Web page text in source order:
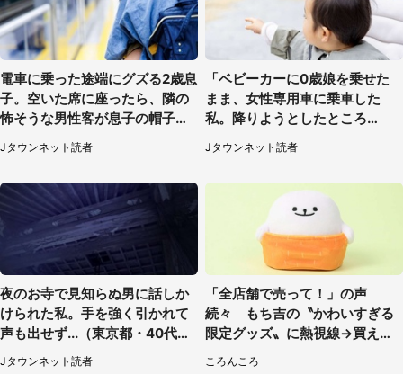
電車に乗った途端にグズる2歳息
子。空いた席に座ったら、隣の
怖そうな男性客が息子の帽子に
手を伸ばし（千葉県・40代女
性）
Jタウンネット読者
「ベビーカーに0歳娘を乗せた
まま、女性専用車に乗車した
私。降りようとしたところ
で...」（大阪府・30代女性）
Jタウンネット読者
夜のお寺で見知らぬ男に話しか
けられた私。手を強く引かれて
声も出せず...（東京都・40代女
性）
Jタウンネット読者
「全店舗で売って！」の声
続々 もち吉の〝かわいすぎる
限定グッズ〟に熱視線→買える
のは地元だけ？本社に聞く
ころんころ